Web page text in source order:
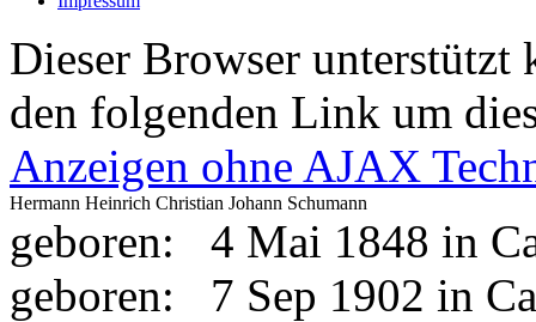
Dieser Browser
den folgenden Link um
Anzeigen ohne AJAX
Hermann Heinrich Christian Johann Schumann
geboren:
4 Mai 1848 in
geboren:
7 Sep 1902 in